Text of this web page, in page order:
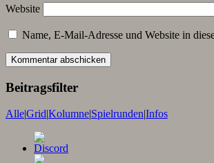
Website
Name, E-Mail-Adresse und Website in
Beitragsfilter
Alle|Grid|Kolumne|Spielrunden|Infos